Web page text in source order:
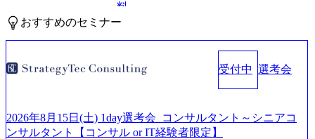
料
おすすめのセミナー
受付中 選考会
2026年8月15日(土) 1day選考会_コンサルタント～シニアコ
ンサルタント【コンサル or IT経験者限定】